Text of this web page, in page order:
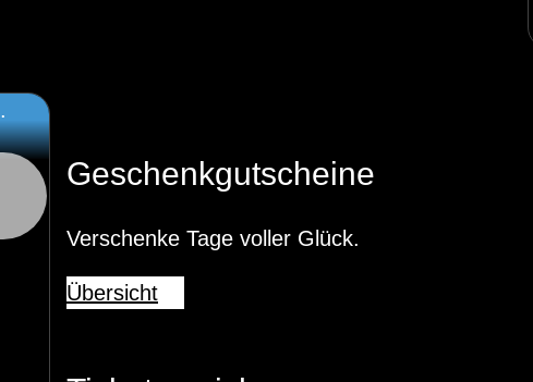
Geschenkgutscheine
Verschenke Tage voller Glück.
Übersicht